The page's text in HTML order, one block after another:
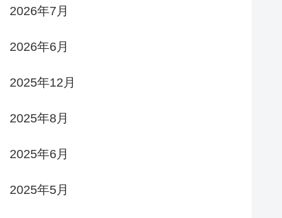
2026年7月
2026年6月
2025年12月
2025年8月
2025年6月
2025年5月